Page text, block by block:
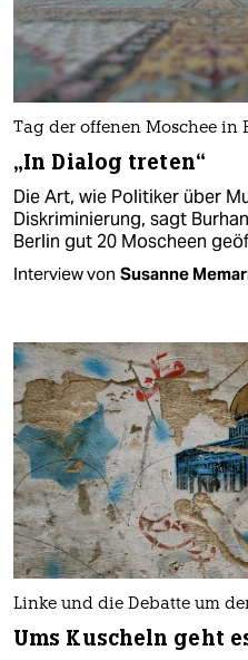
Tag der offenen Moschee in
„In Dialog treten“
Die Art, wie Politiker über
Diskriminierung, sagt
Berlin gut 20 Moscheen
Interview von Susanne
Linke und die Debatte um
Ums Kuscheln geht